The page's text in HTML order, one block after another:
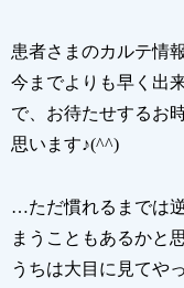
患者さまのカルテ情
今までよりも早く出
で、お待たせするお
思います♪(^^)
…ただ慣れるまでは
まうこともあるかと
うちは大目に見てや